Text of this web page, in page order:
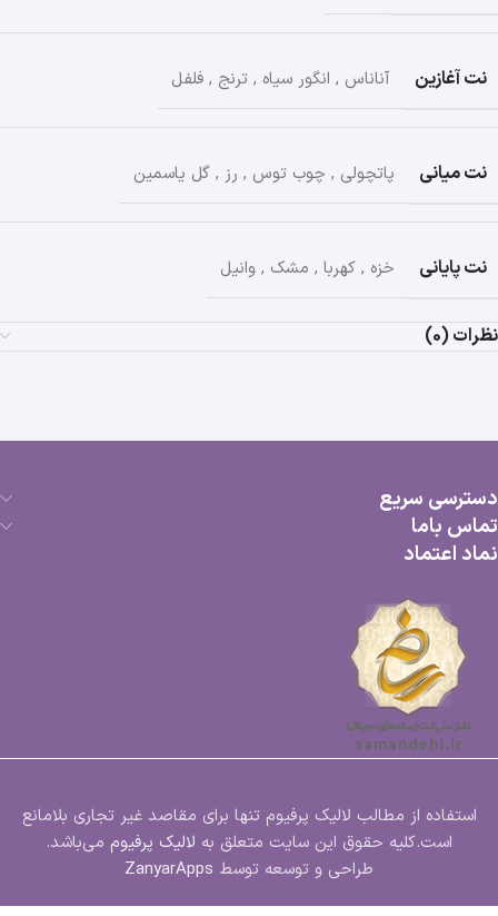
نت آغازین آناناس , انگور سیاه , ترنج , فلفل
نت میانی پاتچولی , چوب توس , رز , گل یاسمین
نت پایانی خزه , کهربا , مشک , وانیل
نظرات (0)
دسترسی سریع
تماس باما
نماد اعتماد
استفاده از مطالب لالیک پرفیوم تنها برای مقاصد غیر تجاری بلامانع
است.کلیه حقوق این سایت متعلق به لالیک پرفیوم می‌باشد.
طراحی و توسعه توسط ZanyarApps